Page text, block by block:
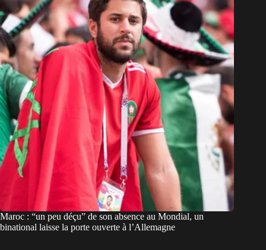
Maroc : “un peu déçu” de son absence au Mondial, un
binational laisse la porte ouverte à l’Allemagne